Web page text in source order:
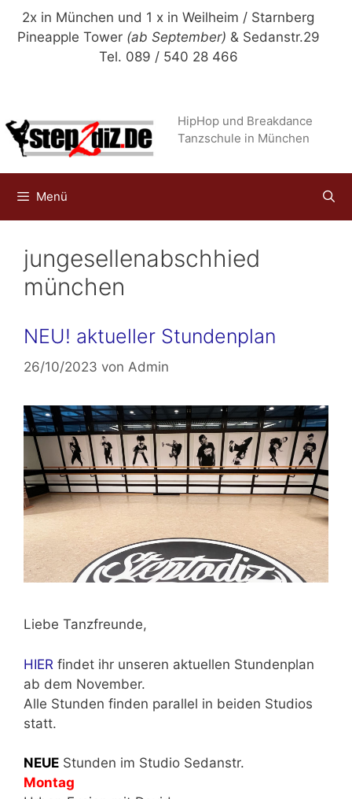
Zum
Inhalt
2x in München und 1 x in Weilheim / Starnberg
Pineapple Tower (ab September) & Sedanstr.29
Tel. 089 / 540 28 466
HipHop und Breakdance
Tanzschule in München
Menü
jungesellenabschhied
münchen
NEU! aktueller Stundenplan
26/10/2023 von Admin
Liebe Tanzfreunde,
HIER findet ihr unseren aktuellen Stundenplan
ab dem November.
Alle Stunden finden parallel in beiden Studios
statt.
NEUE Stunden im Studio Sedanstr.
Montag